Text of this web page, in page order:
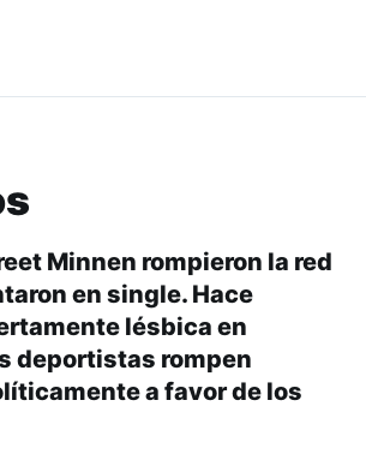
Minnen rompieron la red
en single. Hace
lésbica en
deportistas rompen
a favor de los